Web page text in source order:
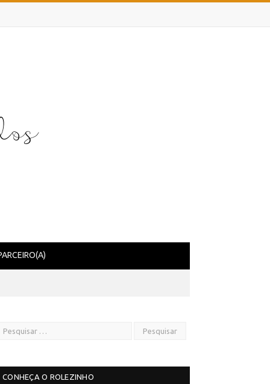
CONHEÇA O ROLEZINHO